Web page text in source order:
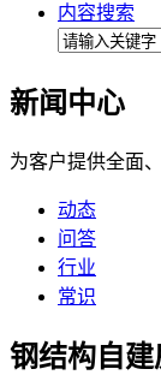
内容搜索
新闻中心
为客户提供全面
动态
问答
行业
常识
钢结构自